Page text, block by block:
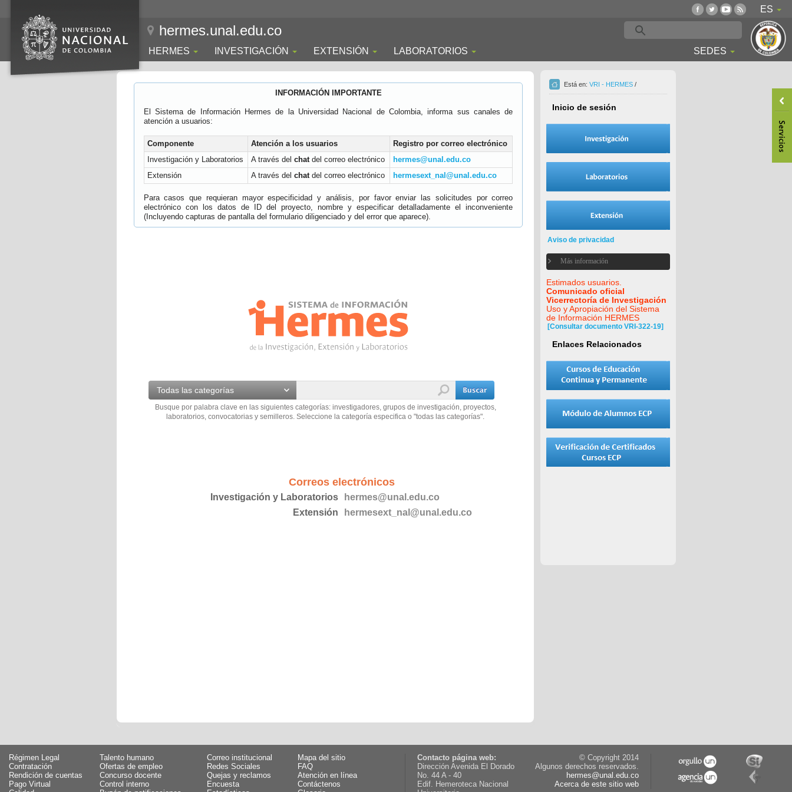
ES
hermes.unal.edu.co
HERMES INVESTIGACIÓN EXTENSIÓN LABORATORIOS SEDES
INFORMACIÓN IMPORTANTE
El Sistema de Información Hermes de la Universidad Nacional de Colombia, informa sus canales de
atención a usuarios:
Componente Atención a los usuarios
Registro por correo electrónico
Investigación y Laboratorios
A través del chatdel correo electrónico
hermes@unal.edu.co
Extensión
A través del chatdel correo electrónico hermesext_nal@unal.edu.co
Para casos que requieran mayor especificidad y análisis, por favor enviar las solicitudes por correo
electrónico con los datos de ID del proyecto, nombre y especificar detalladamente el inconveniente
(Incluyendo capturas de pantalla del formulario diligenciado y del error que aparece).
Todas las categorías
Busque por palabra clave en las siguientes categorías: investigadores, grupos de investigación, proyectos,
laboratorios, convocatorias y semilleros. Seleccione la categoría especifica o "todas las categorías".
Correos electrónicos
Investigación y Laboratorios
hermes@unal.edu.co
Extensión
hermesext_nal@unal.edu.co
Está en: VRI - HERMES /
Inicio de sesión
Aviso de privacidad
Más información
Estimados usuarios.
Comunicado oficial
Vicerrectoría de Investigación
Uso y Apropiación del Sistema
de Información HERMES
[Consultar documento VRI-322-19]
Enlaces Relacionados
Régimen Legal
Talento humano
Contratación
Ofertas de empleo
Rendición de cuentas
Concurso docente
Pago Virtual
Control interno
Correo institucional
Mapa del sitio
Redes Sociales
FAQ
Quejas y reclamos
Atención en línea
Encuesta
Contáctenos
Contacto página web:
Dirección Avenida El Dorado
No. 44 A - 40
Edif. Hemeroteca Nacional
© Copyright 2014
Algunos derechos reservados.
hermes@unal.edu.co
Acerca de este sitio web